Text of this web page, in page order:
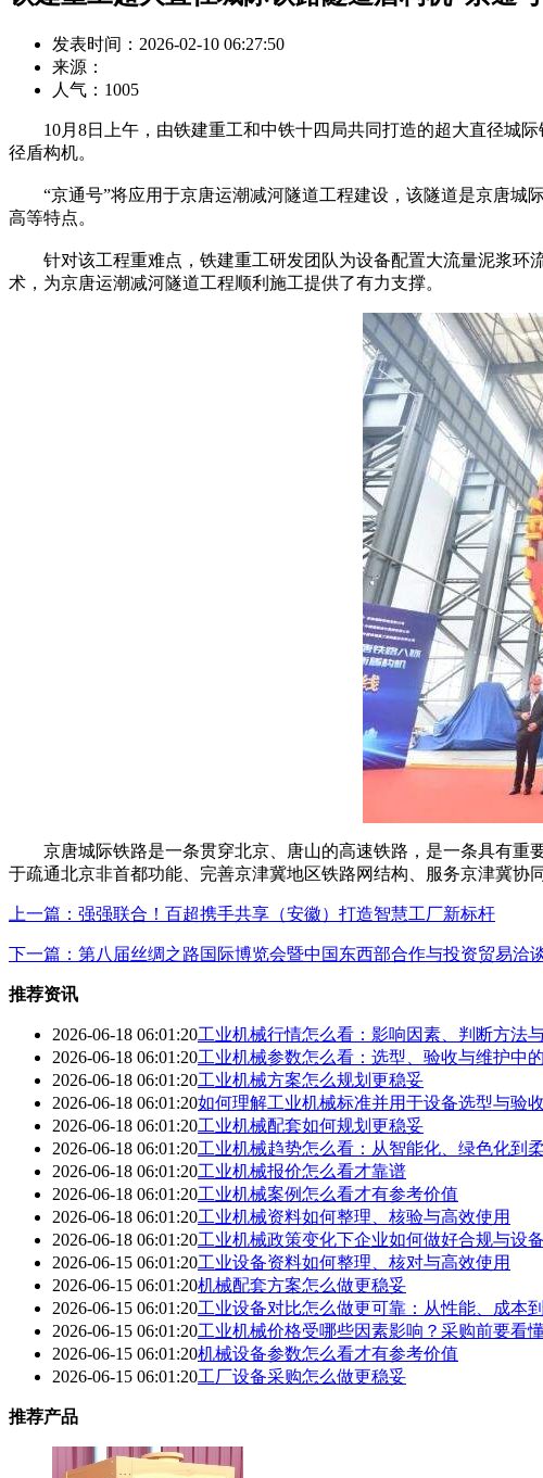
发表时间：2026-02-10 06:27:50
来源：
人气： 1005
10月8日上午，由铁建重工和中铁十四局共同打造的超大直径城际
径盾构机。
“京通号”将应用于京唐运潮减河隧道工程建设，该隧道是京唐城
高等特点。
针对该工程重难点，铁建重工研发团队为设备配置大流量泥浆环
术，为京唐运潮减河隧道工程顺利施工提供了有力支撑。
京唐城际铁路是一条贯穿北京、唐山的高速铁路，是一条具有重
于疏通北京非首都功能、完善京津冀地区铁路网结构、服务京津冀协
上一篇：强强联合！百超携手共享（安徽）打造智慧工厂新标杆
下一篇：第八届丝绸之路国际博览会暨中国东西部合作与投资贸易洽
推荐资讯
2026-06-18 06:01:20工业机械行情怎么看：影响因素、判断方法
2026-06-18 06:01:20工业机械参数怎么看：选型、验收与维护中
2026-06-18 06:01:20工业机械方案怎么规划更稳妥
2026-06-18 06:01:20如何理解工业机械标准并用于设备选型与验收
2026-06-18 06:01:20工业机械配套如何规划更稳妥
2026-06-18 06:01:20工业机械趋势怎么看：从智能化、绿色化到
2026-06-18 06:01:20工业机械报价怎么看才靠谱
2026-06-18 06:01:20工业机械案例怎么看才有参考价值
2026-06-18 06:01:20工业机械资料如何整理、核验与高效使用
2026-06-18 06:01:20工业机械政策变化下企业如何做好合规与设
2026-06-15 06:01:20工业设备资料如何整理、核对与高效使用
2026-06-15 06:01:20机械配套方案怎么做更稳妥
2026-06-15 06:01:20工业设备对比怎么做更可靠：从性能、成本
2026-06-15 06:01:20工业机械价格受哪些因素影响？采购前要看
2026-06-15 06:01:20机械设备参数怎么看才有参考价值
2026-06-15 06:01:20工厂设备采购怎么做更稳妥
推荐产品